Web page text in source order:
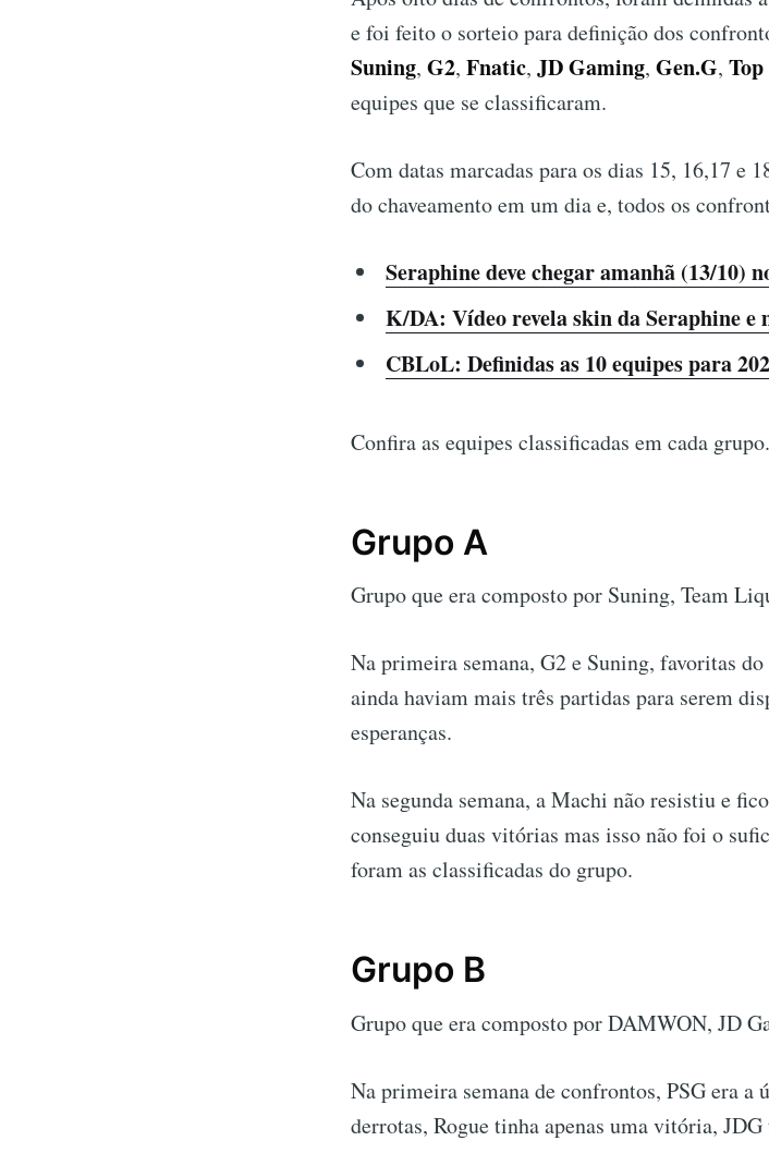
e foi feito o sorteio para definição dos
Suning, G2, Fnatic, JD Gaming, Gen.G,
equipes que se classificaram.
Com datas marcadas para os dias 15, 16,17 e
do chaveamento em um dia e, todos os
Seraphine deve chegar amanhã (13/10)
K/DA: Vídeo revela skin da Seraphine e
CBLoL: Definidas as 10 equipes para
Confira as equipes classificadas em cada grupo.
Grupo A
Grupo que era composto por Suning, Team
Na primeira semana, G2 e Suning, favoritas
ainda haviam mais três partidas para serem
esperanças.
Na segunda semana, a Machi não resistiu e
conseguiu duas vitórias mas isso não foi o
foram as classificadas do grupo.
Grupo B
Grupo que era composto por DAMWON, JD
Na primeira semana de confrontos, PSG era
derrotas, Rogue tinha apenas uma vitória,